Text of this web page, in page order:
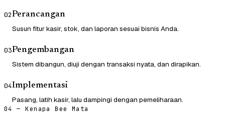
02Perancangan
Susun fitur kasir, stok, dan laporan sesuai bisnis Anda.
03Pengembangan
Sistem dibangun, diuji dengan transaksi nyata, dan dirapikan.
04Implementasi
Pasang, latih kasir, lalu dampingi dengan pemeliharaan.
04 — Kenapa Bee Mata